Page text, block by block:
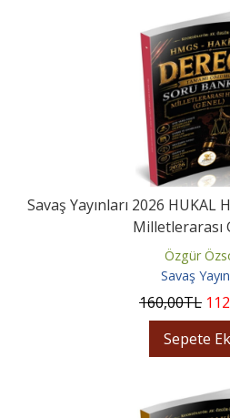
Savaş Yayınları 2026 HUKAL
Milletlerarası
Özgür
Savaş
160,00TL 112
Sepete